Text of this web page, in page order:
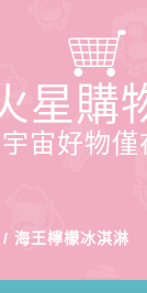
星購
宙好物僅
海王檸檬冰淇淋